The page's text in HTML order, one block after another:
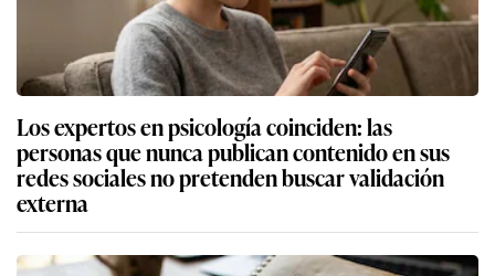
Los expertos en psicología coinciden: las
personas que nunca publican contenido en sus
redes sociales no pretenden buscar validación
externa